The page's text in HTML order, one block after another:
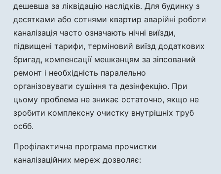
дешевша за ліквідацію наслідків. Для будинку з
десятками або сотнями квартир аварійні роботи
каналізація часто означають нічні виїзди,
підвищені тарифи, терміновий виїзд додаткових
бригад, компенсації мешканцям за зіпсований
ремонт і необхідність паралельно
організовувати сушіння та дезінфекцію. При
цьому проблема не зникає остаточно, якщо не
зробити комплексну очистку внутрішніх труб
осбб.
Профілактична програма прочистки
каналізаційних мереж дозволяє: